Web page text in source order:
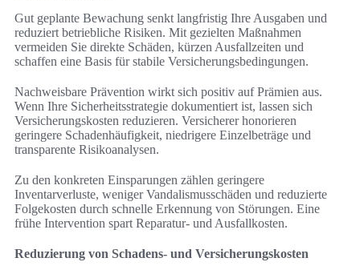
Gut geplante Bewachung senkt langfristig Ihre Ausgaben und
reduziert betriebliche Risiken. Mit gezielten Maßnahmen
vermeiden Sie direkte Schäden, kürzen Ausfallzeiten und
schaffen eine Basis für stabile Versicherungsbedingungen.
Nachweisbare Prävention wirkt sich positiv auf Prämien aus.
Wenn Ihre Sicherheitsstrategie dokumentiert ist, lassen sich
Versicherungskosten reduzieren. Versicherer honorieren
geringere Schadenhäufigkeit, niedrigere Einzelbeträge und
transparente Risikoanalysen.
Zu den konkreten Einsparungen zählen geringere
Inventarverluste, weniger Vandalismusschäden und reduzierte
Folgekosten durch schnelle Erkennung von Störungen. Eine
frühe Intervention spart Reparatur- und Ausfallkosten.
Reduzierung von Schadens- und Versicherungskosten